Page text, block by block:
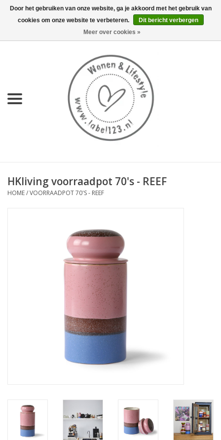
0 Artikelen - €0,00
KEUKEN
LIFESTYLE
HKliving voorraadpot 70's - REEF
HOME/VOORRAADPOT 70'S - REEF
Door het gebruiken van onze website, ga je akkoord met het gebruik van
cookies om onze website te verbeteren.
Dit bericht verbergen
Meer over cookies »